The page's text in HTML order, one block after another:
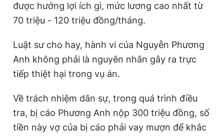
được hưởng lợi ích gì, mức lương cao nhất từ
70 triệu - 120 triệu đồng/tháng.
Luật sư cho hay, hành vi của Nguyễn Phương
Anh không phải là nguyên nhân gây ra trực
tiếp thiệt hại trong vụ án.
Về trách nhiệm dân sự, trong quá trình điều
tra, bị cáo Phương Anh nộp 300 triệu đồng, số
tiền này vợ của bị cáo phải vay mượn để khắc